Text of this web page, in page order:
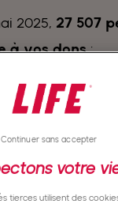
2025, 27 507
à vos dons:
pour 420
d’eau potable
votre
tierces utilisent des
Continuer sans accepter